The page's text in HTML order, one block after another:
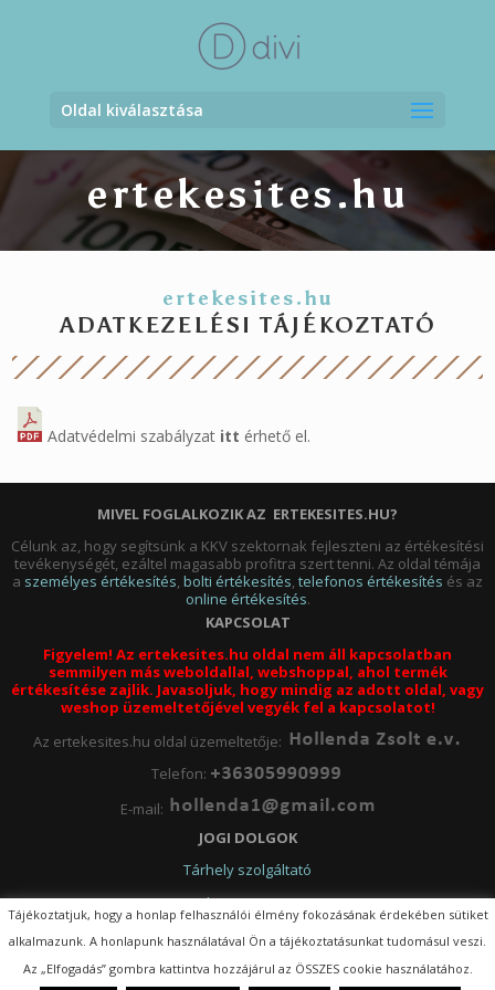
Oldal kiválasztása
ertekesites.hu
ertekesites.hu
ADATKEZELÉSI TÁJÉKOZTATÓ
Adatvédelmi szabályzat itt érhető el.
MIVEL FOGLALKOZIK AZ ERTEKESITES.HU?
Célunk az, hogy segítsünk a KKV szektornak fejleszteni az értékesítési
tevékenységét, ezáltel magasabb profitra szert tenni. Az oldal témája
a személyes értékesítés, bolti értékesítés, telefonos értékesítés és az
online értékesítés.
KAPCSOLAT
Figyelem! Az ertekesites.hu oldal nem áll kapcsolatban
semmilyen más weboldallal, webshoppal, ahol termék
értékesítése zajlik. Javasoljuk, hogy mindig az adott oldal, vagy
weshop üzemeltetőjével vegyék fel a kapcsolatot!
Az ertekesites.hu oldal üzemeltetője:
Telefon:
E-mail:
JOGI DOLGOK
Tárhely szolgáltató
Impresszum
Adatkezelési tájékoztató
ertekesites.hu (c) MINDEN JOG FENNTARTVA
Tájékoztatjuk, hogy a honlap felhasználói élmény fokozásának érdekében sütiket
alkalmazunk. A honlapunk használatával Ön a tájékoztatásunkat tudomásul veszi.
Az „Elfogadás” gombra kattintva hozzájárul az ÖSSZES cookie használatához.